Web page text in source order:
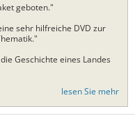
geboten."
sehr hilfreiche DVD zur
Geschichte eines Landes
lesen Sie mehr